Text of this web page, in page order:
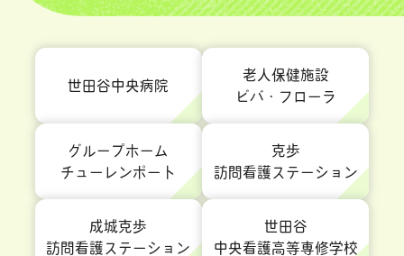
世田谷中央病院
老人保健施設
ビバ・フローラ
グループホーム
チューレンポート
克歩
訪問看護ステーション
成城克歩
訪問看護ステーション
世田谷
中央看護高等専修学校